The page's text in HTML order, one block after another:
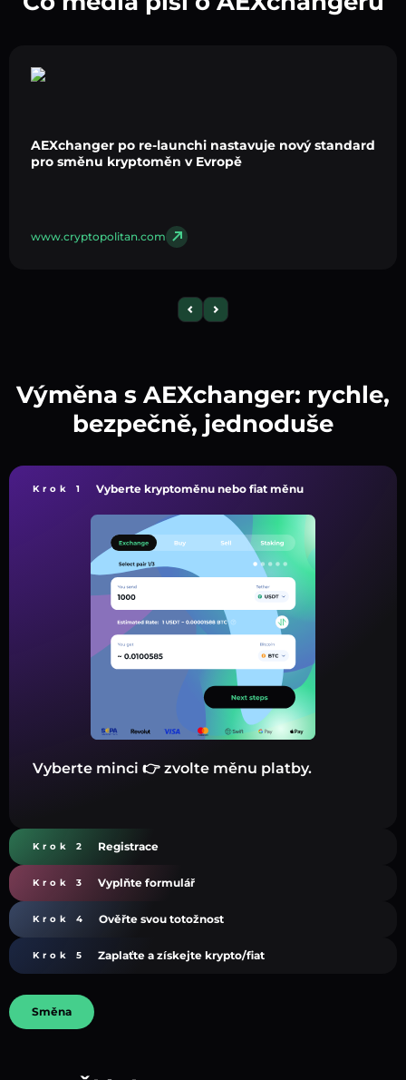
AEXchanger po re-launchi nastavuje nový standard
pro směnu kryptoměn v Evropě
www.cryptopolitan.com
Výměna s AEXchanger: rychle,
bezpečně, jednoduše
Krok 1 Vyberte kryptoměnu nebo fiat měnu
Vyberte minci 👉 zvolte měnu platby.
Krok 2 Registrace
Krok 3 Vyplňte formulář
Krok 4 Ověřte svou totožnost
Krok 5 Zaplaťte a získejte krypto/fiat
Směna